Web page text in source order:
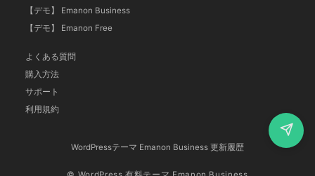
【デモ】 Emanon Business
【デモ】 Emanon Free
よくある質問
購入方法
サポート
利用規約
WordPressテーマ Emanon Business 更新履歴